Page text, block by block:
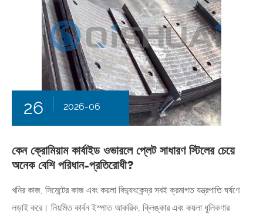
26 2026-06
কেন ক্রোমিয়াম কার্বাইড ওভারলে প্লেট সাধারণ স্টিলের চেয়ে
অনেক বেশি পরিধান-প্রতিরোধী?
খনির কাজ, সিমেন্টের কাজ এবং কয়লা বিদ্যুৎকেন্দ্র সবই ক্রমাগত যন্ত্রপাতি ঘর্ষণে
লড়াই করে। নিয়মিত কার্বন ইস্পাত আকরিক, ক্লিঙ্কার এবং কয়লা ধূলিকণার